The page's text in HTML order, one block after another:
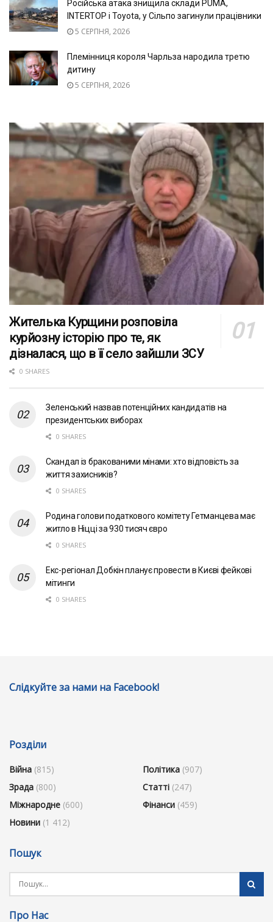
Російська атака знищила склади PUMA,
INTERTOP і Toyota, у Сільпо загинули працівники
5 СЕРПНЯ, 2026
Племінниця короля Чарльза народила третю
дитину
5 СЕРПНЯ, 2026
Жителька Курщини розповіла
курйозну історію про те, як
дізналася, що в її село зайшли ЗСУ
0 SHARES
Зеленський назвав потенційних кандидатів на
президентських виборах
0 SHARES
Скандал із бракованими мінами: хто відповість за
життя захисників?
0 SHARES
Родина голови податкового комітету Гетманцева має
житло в Ніцці за 930 тисяч євро
0 SHARES
Екс-регіонал Добкін планує провести в Києві фейкові
мітинги
0 SHARES
Слідкуйте за нами на Facebook!
Розділи
Війна (815)
Зрада (800)
Міжнародне (600)
Новини (1 412)
Політика (907)
Статті (247)
Фінанси (459)
Пошук
Про Нас